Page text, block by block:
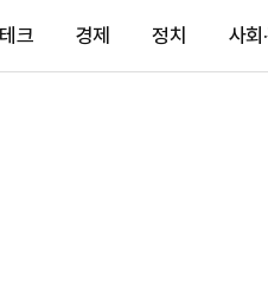
크 경제 정치 사회